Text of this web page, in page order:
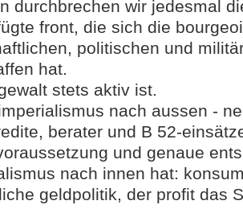
durchbrechen wir jedesmal
front, die sich die
politischen und
hat.
stets aktiv ist.
nach aussen -
berater und B 52-
und genaue
nach innen hat:
geldpolitik, der profit das